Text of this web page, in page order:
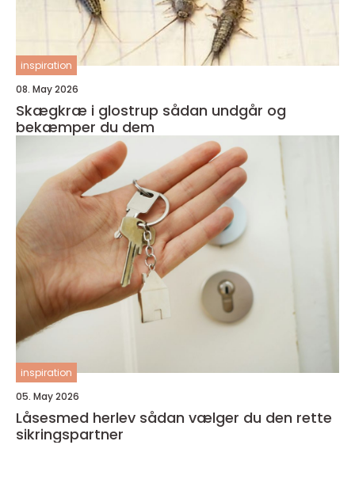
inspiration
08. May 2026
Skægkræ i glostrup sådan undgår og
bekæmper du dem
inspiration
05. May 2026
Låsesmed herlev sådan vælger du den rette
sikringspartner